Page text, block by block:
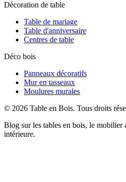
Décoration de table
Table de mariage
Table d'anniversaire
Centres de table
Déco bois
Panneaux décoratifs
Mur en tasseaux
Moulures murales
© 2026 Table en Bois. Tous droits
Blog sur les tables en bois, le mobilier
intérieure.